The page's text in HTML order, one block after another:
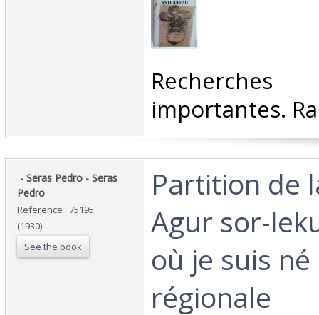
importantes.
‎ - Seras Pedro - Seras
Pedro‎
Reference : 75195
(1930)
See the book
‎Partition de
Agur sor-
où je suis
régionale ‎